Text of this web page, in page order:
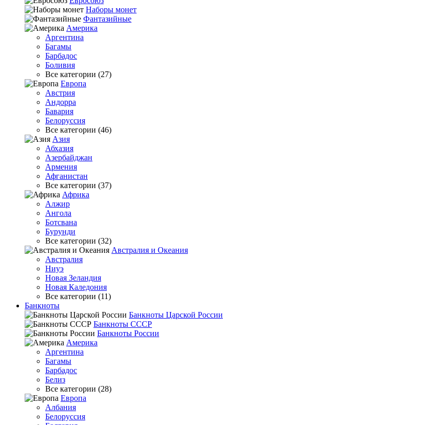
Наборы монет
Фантазийные
Америка
Аргентина
Багамы
Барбадос
Боливия
Все категории (27)
Европа
Австрия
Андорра
Бавария
Белоруссия
Все категории (46)
Азия
Абхазия
Азербайджан
Армения
Афганистан
Все категории (37)
Африка
Алжир
Ангола
Ботсвана
Бурунди
Все категории (32)
Австралия и Океания
Австралия
Ниуэ
Новая Зеландия
Новая Каледония
Все категории (11)
Банкноты
Банкноты Царской России
Банкноты СССР
Банкноты России
Америка
Аргентина
Багамы
Барбадос
Белиз
Все категории (28)
Европа
Албания
Белоруссия